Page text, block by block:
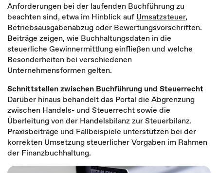
Anforderungen bei der laufenden Buchführung zu
beachten sind, etwa im Hinblick auf Umsatzsteuer,
Betriebsausgabenabzug oder Bewertungsvorschriften.
Beiträge zeigen, wie Buchhaltungsdaten in die
steuerliche Gewinnermittlung einfließen und welche
Besonderheiten bei verschiedenen
Unternehmensformen gelten.
Schnittstellen zwischen Buchführung und Steuerrecht
Darüber hinaus behandelt das Portal die Abgrenzung
zwischen Handels- und Steuerrecht sowie die
Überleitung von der Handelsbilanz zur Steuerbilanz.
Praxisbeiträge und Fallbeispiele unterstützen bei der
korrekten Umsetzung steuerlicher Vorgaben im Rahmen
der Finanzbuchhaltung.